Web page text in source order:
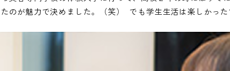
のが魅力で決めました。（笑） でも学生生活は楽しかっ